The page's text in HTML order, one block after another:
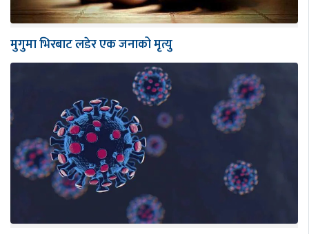
मुगुमा भिरबाट लडेर एक जनाको मृत्यु